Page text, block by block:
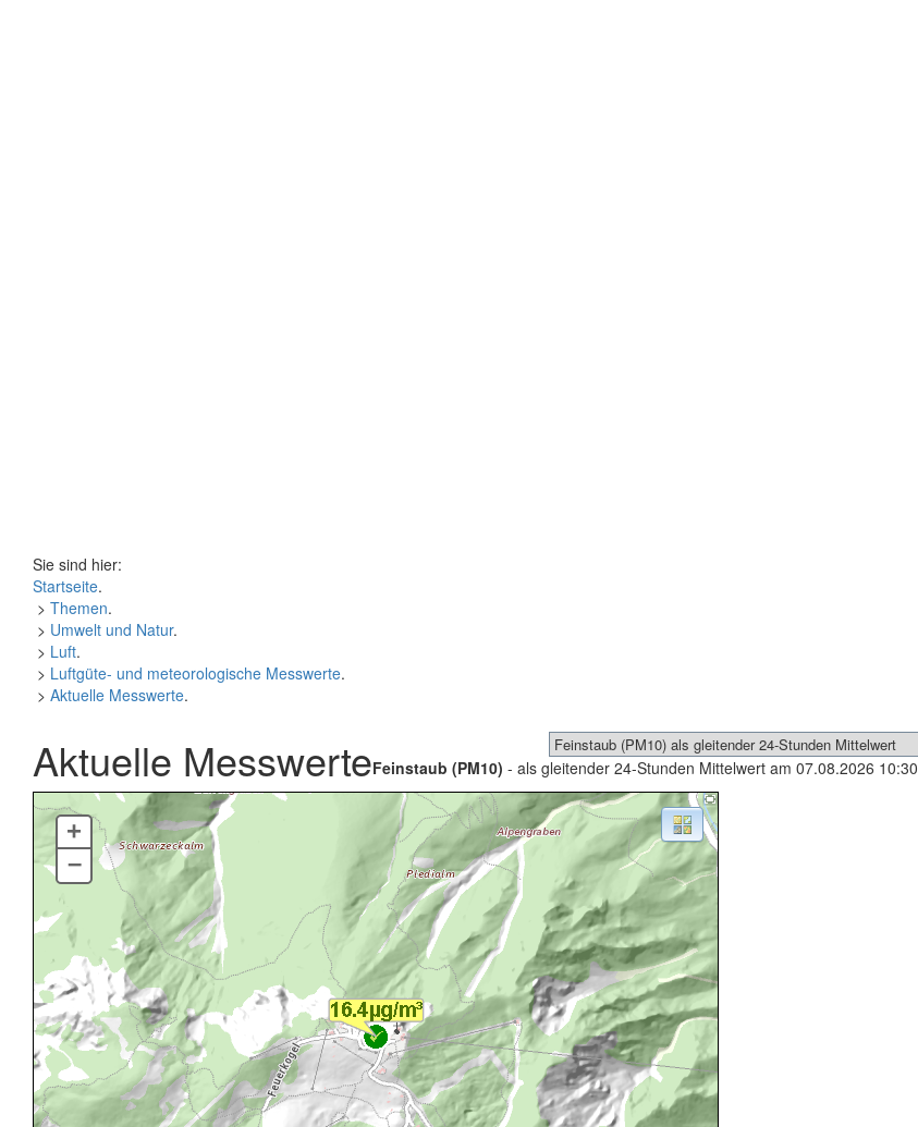
Sie sind hier:
Startseite.
> Themen.
> Umwelt und Natur.
> Luft.
> Luftgüte- und meteorologische Messwerte.
> Aktuelle Messwerte.
Aktuelle MesswerteFeinstaub (PM10) - als gleitender 24-Stunden Mittelwert am 07.08.2026 10:30
+
–